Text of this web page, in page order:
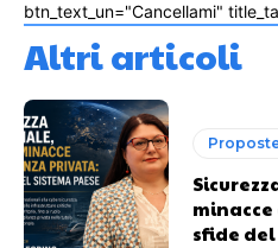
btn_text_un="Cancellami"
Altri articoli
sfide del